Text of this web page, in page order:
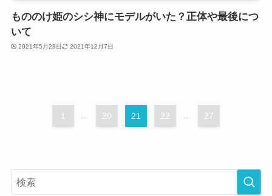
もののけ姫のシシ神にモデルがいた？正体や最後につ
いて
2021年5月28日 2021年12月7日
1 20 21 22 27